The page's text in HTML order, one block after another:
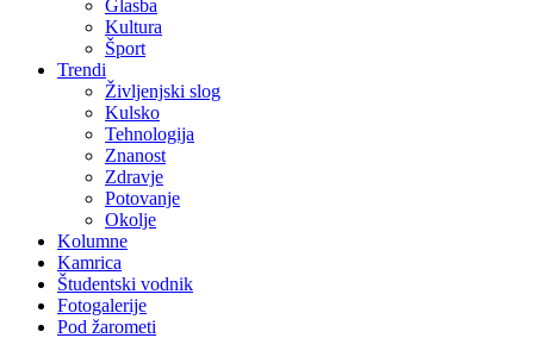
Glasba
Kultura
Šport
Trendi
Življenjski slog
Kulsko
Tehnologija
Znanost
Zdravje
Potovanje
Okolje
Kolumne
Kamrica
Študentski vodnik
Fotogalerije
Pod žarometi